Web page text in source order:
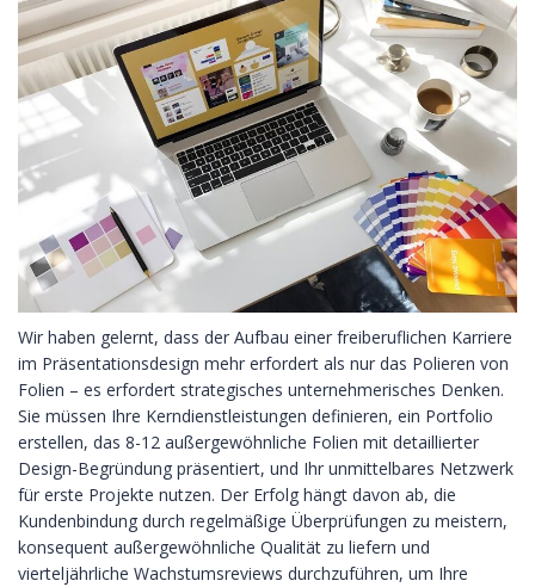
Wir haben gelernt, dass der Aufbau einer freiberuflichen Karriere
im Präsentationsdesign mehr erfordert als nur das Polieren von
Folien – es erfordert strategisches unternehmerisches Denken.
Sie müssen Ihre Kerndienstleistungen definieren, ein Portfolio
erstellen, das 8-12 außergewöhnliche Folien mit detaillierter
Design-Begründung präsentiert, und Ihr unmittelbares Netzwerk
für erste Projekte nutzen. Der Erfolg hängt davon ab, die
Kundenbindung durch regelmäßige Überprüfungen zu meistern,
konsequent außergewöhnliche Qualität zu liefern und
vierteljährliche Wachstumsreviews durchzuführen, um Ihre